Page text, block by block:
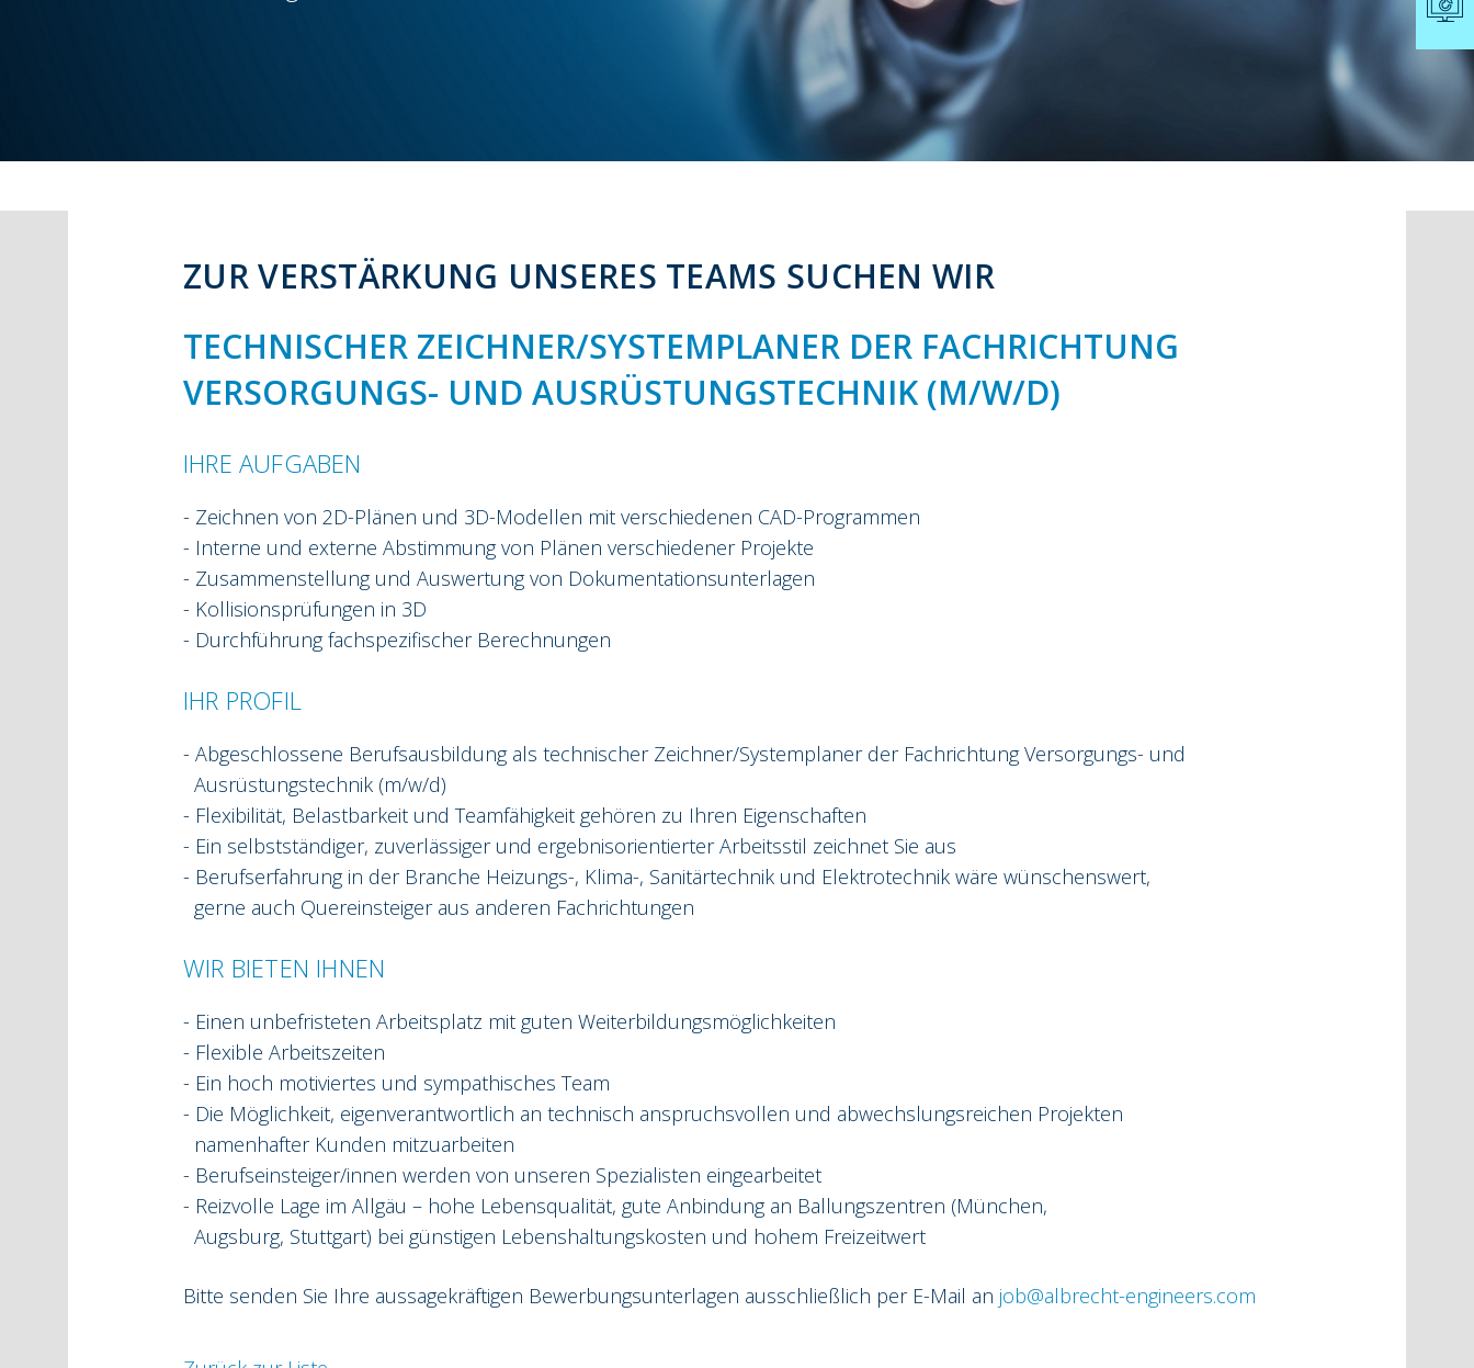
ZUR VERSTÄRKUNG UNSERES TEAMS SUCHEN WIR
TECHNISCHER ZEICHNER/SYSTEMPLANER DER FACHRICHTUNG
VERSORGUNGS- UND AUSRÜSTUNGSTECHNIK (M/W/D)
IHRE AUFGABEN
- Zeichnen von 2D-Plänen und 3D-Modellen mit verschiedenen CAD-Programmen
- Interne und externe Abstimmung von Plänen verschiedener Projekte
- Zusammenstellung und Auswertung von Dokumentationsunterlagen
- Kollisionsprüfungen in 3D
- Durchführung fachspezifischer Berechnungen
IHR PROFIL
- Abgeschlossene Berufsausbildung als technischer Zeichner/Systemplaner der Fachrichtung Versorgungs- und
Ausrüstungstechnik (m/w/d)
- Flexibilität, Belastbarkeit und Teamfähigkeit gehören zu Ihren Eigenschaften
- Ein selbstständiger, zuverlässiger und ergebnisorientierter Arbeitsstil zeichnet Sie aus
- Berufserfahrung in der Branche Heizungs-, Klima-, Sanitärtechnik und Elektrotechnik wäre wünschenswert,
gerne auch Quereinsteiger aus anderen Fachrichtungen
WIR BIETEN IHNEN
- Einen unbefristeten Arbeitsplatz mit guten Weiterbildungsmöglichkeiten
- Flexible Arbeitszeiten
- Ein hoch motiviertes und sympathisches Team
- Die Möglichkeit, eigenverantwortlich an technisch anspruchsvollen und abwechslungsreichen Projekten
namenhafter Kunden mitzuarbeiten
- Berufseinsteiger/innen werden von unseren Spezialisten eingearbeitet
- Reizvolle Lage im Allgäu – hohe Lebensqualität, gute Anbindung an Ballungszentren (München,
Augsburg, Stuttgart) bei günstigen Lebenshaltungskosten und hohem Freizeitwert
Bitte senden Sie Ihre aussagekräftigen Bewerbungsunterlagen ausschließlich per E-Mail an job@albrecht-engineers.com